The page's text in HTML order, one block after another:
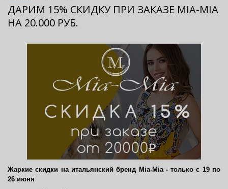
ДАРИМ 15% СКИДКУ ПРИ ЗАКАЗЕ MIA-MIA
НА 20.000 РУБ.
Жаркие скидки на итальянский бренд Mia-Mia - только с 19 по
26 июня